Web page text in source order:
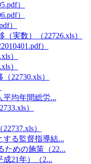
）
）
）
実数）（22726.xls）
）
）
）
22730.xls）
平均年間総労...
）
）
する監督指導結...
ための施策（22...
21年）（2...